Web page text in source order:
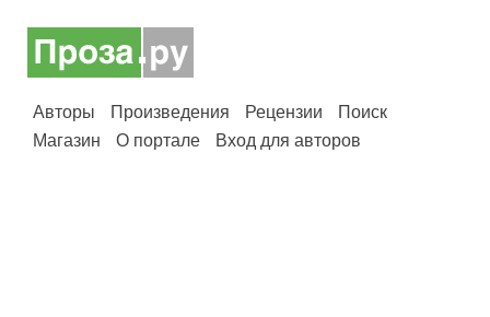
Авторы Произведения Рецензии
Поиск
Магазин
О портале Вход для авторов